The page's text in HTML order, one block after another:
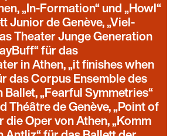
„In-Formation“ und „Howl“
Junior de Genève, „Viel-
Theater Junge Generation
für das
in Athen, „it finishes when
das Corpus Ensemble des
Ballet, „Fearful Symmetries“
Théâtre de Genève, „Point of
die Oper von Athen, „Komm